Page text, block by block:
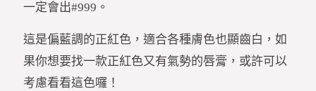
一定會出#999。
這是偏藍調的正紅色，適合各種膚色也顯齒白，如
果你想要找一款正紅色又有氣勢的唇膏，或許可以
考慮看看這色囉！